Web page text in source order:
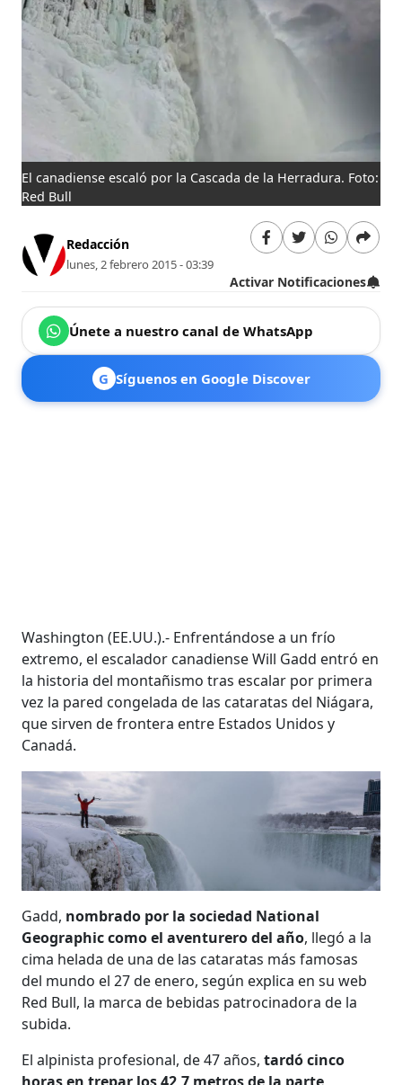
El canadiense escaló por la Cascada de la Herradura. Foto:
Red Bull
Redacción
lunes, 2 febrero 2015 - 03:39
Activar Notificaciones
Únete a nuestro canal de WhatsApp
G Síguenos en Google Discover
Washington (EE.UU.).- Enfrentándose a un frío
extremo, el escalador canadiense Will Gadd entró en
la historia del montañismo tras escalar por primera
vez la pared congelada de las cataratas del Niágara,
que sirven de frontera entre Estados Unidos y
Canadá.
Gadd, nombrado por la sociedad National
Geographic como el aventurero del año, llegó a la
cima helada de una de las cataratas más famosas
del mundo el 27 de enero, según explica en su web
Red Bull, la marca de bebidas patrocinadora de la
subida.
El alpinista profesional, de 47 años,tardó cinco